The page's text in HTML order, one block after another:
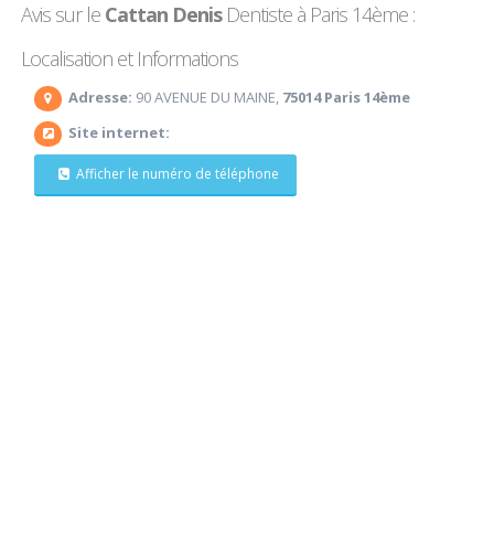
Avis sur le Cattan DenisDentiste à Paris 14ème :
Localisation et Informations
Adresse: 90 AVENUE DU MAINE, 75014 Paris 14ème
Site internet:
Afficher le numéro de téléphone